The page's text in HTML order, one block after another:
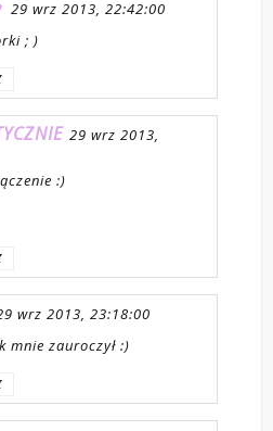
29 wrz 2013, 22:42:00
; )
29 wrz 2013,
:)
wrz 2013, 23:18:00
mnie zauroczył :)